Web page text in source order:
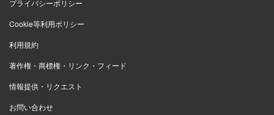
プライバシーポリシー
Cookie等利用ポリシー
利用規約
著作権・商標権・リンク・フィード
情報提供・リクエスト
お問い合わせ